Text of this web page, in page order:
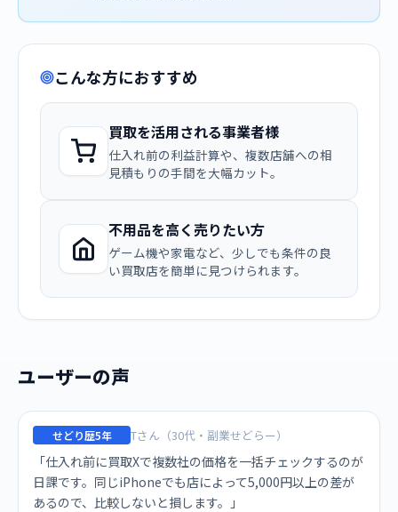
こんな方におすすめ
買取を活用される事業者様
仕入れ前の利益計算や、複数店舗への相
見積もりの手間を大幅カット。
不用品を高く売りたい方
ゲーム機や家電など、少しでも条件の良
い買取店を簡単に見つけられます。
ユーザーの声
せどり歴5年 Tさん（30代・副業せどらー）
「仕入れ前に買取Xで複数社の価格を一括チェックするのが
日課です。同じiPhoneでも店によって5,000円以上の差が
あるので、比較しないと損します。」